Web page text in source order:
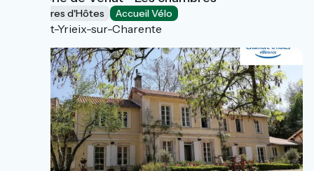
Chambres d'Hôtes Accueil Vélo
Saint-Yrieix-sur-Charente